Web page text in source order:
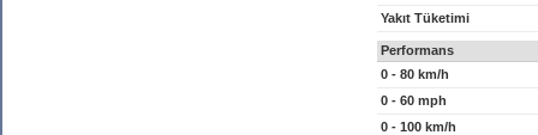
Yakıt Tüketimi
Performans
0 - 80 km/h
0 - 60 mph
0 - 100 km/h